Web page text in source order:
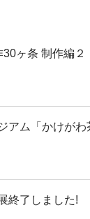
ヶ条 制作編２
アム「かけがわ
終了しました!